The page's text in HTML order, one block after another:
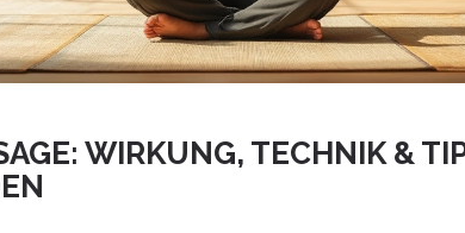
WIRKUNG, TECHNIK &